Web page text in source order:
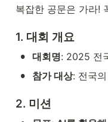
복잡한 공문은 가라!
1. 대회 개요
• 대회명: 2025 전
• 참가 대상: 전국
2. 미션